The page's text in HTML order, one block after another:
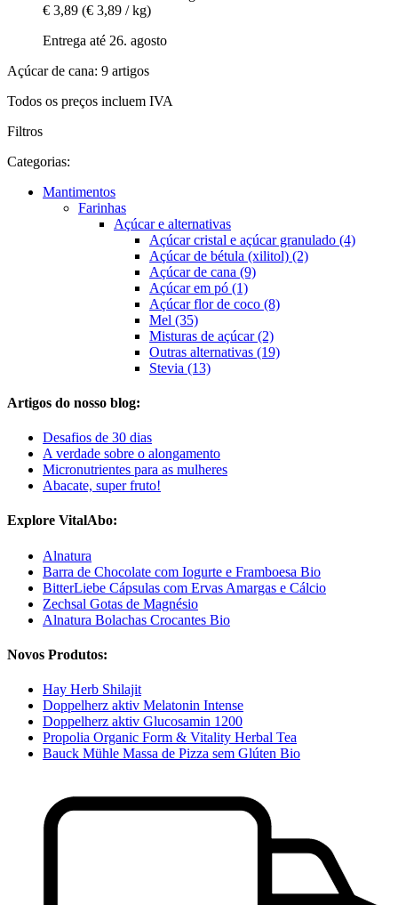
€ 3,89 (€ 3,89 / kg)
Entrega até 26. agosto
Açúcar de cana: 9 artigos
Todos os preços incluem IVA
Filtros
Categorias:
Mantimentos
Farinhas
Açúcar e alternativas
Açúcar cristal e açúcar granulado (4)
Açúcar de bétula (xilitol) (2)
Açúcar de cana (9)
Açúcar em pó (1)
Açúcar flor de coco (8)
Mel (35)
Misturas de açúcar (2)
Outras alternativas (19)
Stevia (13)
Artigos do nosso blog:
Desafios de 30 dias
A verdade sobre o alongamento
Micronutrientes para as mulheres
Abacate, super fruto!
Explore VitalAbo:
Alnatura
Barra de Chocolate com Iogurte e Framboesa Bio
BitterLiebe Cápsulas com Ervas Amargas e Cálcio
Zechsal Gotas de Magnésio
Alnatura Bolachas Crocantes Bio
Novos Produtos:
Hay Herb Shilajit
Doppelherz aktiv Melatonin Intense
Doppelherz aktiv Glucosamin 1200
Propolia Organic Form & Vitality Herbal Tea
Bauck Mühle Massa de Pizza sem Glúten Bio